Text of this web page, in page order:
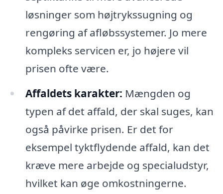
løsninger som højtrykssugning og
rengøring af afløbssystemer. Jo mere
kompleks servicen er, jo højere vil
prisen ofte være.
Affaldets karakter: Mængden og
typen af det affald, der skal suges, kan
også påvirke prisen. Er det for
eksempel tyktflydende affald, kan det
kræve mere arbejde og specialudstyr,
hvilket kan øge omkostningerne.